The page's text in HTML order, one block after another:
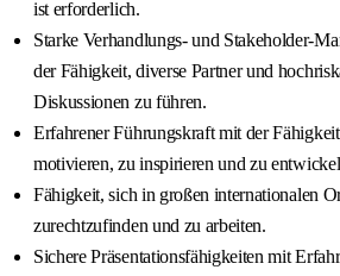
ist erforderlich.
Starke Verhandlungs- und Stakeholder-
der Fähigkeit, diverse Partner und
Diskussionen zu führen.
Erfahrener Führungskraft mit der
motivieren, zu inspirieren und zu
Fähigkeit, sich in großen internationalen
zurechtzufinden und zu arbeiten.
Sichere Präsentationsfähigkeiten mit